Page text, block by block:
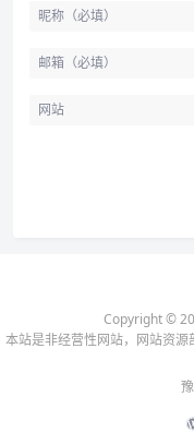
Copyright ©
本站是非经营性网站，网站资源